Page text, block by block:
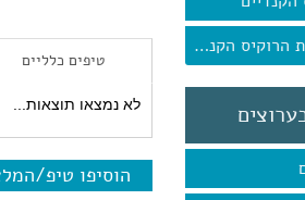
חברות נסיעות הרוקיס הקנדיים
טיפים כלליים
לא נמצאו תוצאות...
הוסיפו טיפ/